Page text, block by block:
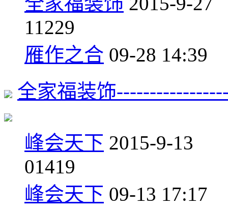
11229
雁作之合 09-28 14:39
全家福装饰
峰会天下 2015-9-13
01419
峰会天下 09-13 17:17